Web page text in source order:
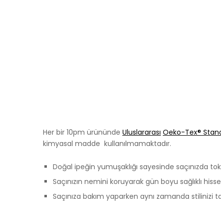
Her bir 10pm ürününde Uluslararası Oeko-Tex®
kimyasal madde kullanılmamaktadır.
Doğal ipeğin yumuşaklığı sayesinde saçınızda
Saçınızın nemini koruyarak gün boyu sağlıklı
Saçınıza bakım yaparken aynı zamanda stilinizi